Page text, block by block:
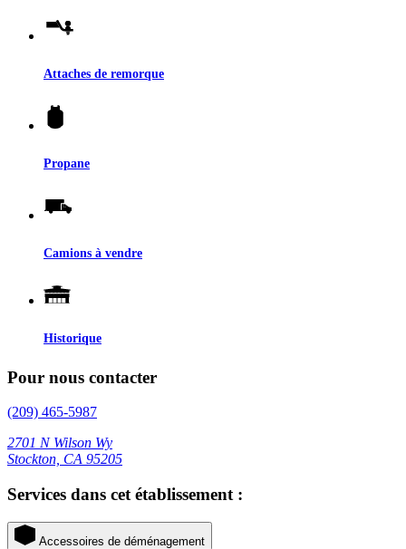
Attaches de remorque
Propane
Camions à vendre
Historique
Pour nous contacter
(209) 465-5987
2701 N Wilson Wy
Stockton, CA 95205
Services dans cet établissement :
Accessoires de déménagement